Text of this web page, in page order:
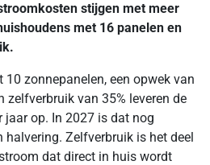
stijgen met meer
met 16 panelen en
zonnepanelen, een opwek van
zelfverbruik van 35% leveren de
jaar op. In 2027 is dat nog
halvering. Zelfverbruik is het deel
dat direct in huis wordt